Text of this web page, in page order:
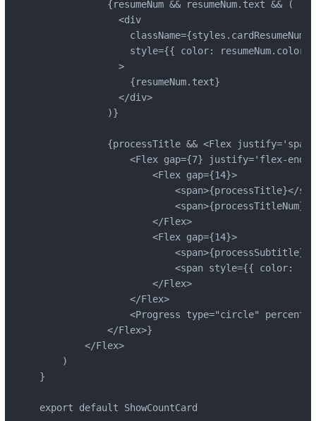
            {resumeNum && resumeNum.text && (
              <div
                className={styles.cardResumeNum}
style={{ color: resumeNum.color
              >
                {resumeNum.text}
              </div>
            )}
{processTitle && <Flex
<Flex gap={7} justify='flex-
                    <Flex gap={14}>
<span>{processTitle}</
                    </Flex>
                    <Flex gap={14}>
<span style={{ color:
                    </Flex>
                </Flex>
<Progress type="circle"
            </Flex>}
        </Flex>
    )
}
export default ShowCountCard